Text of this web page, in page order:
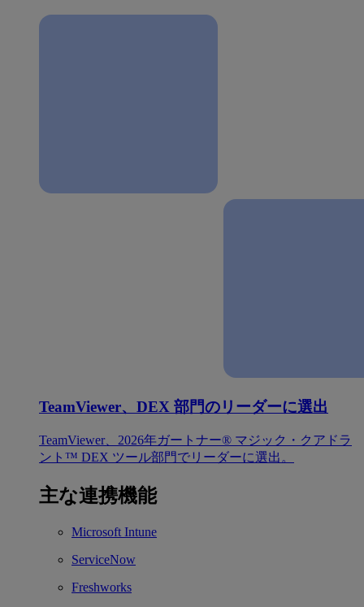
TeamViewer、DEX 部門のリーダーに選出
TeamViewer、2026年ガートナー® マジック・クアドラ
ント™ DEX ツール部門でリーダーに選出。
主な連携機能
Microsoft Intune
ServiceNow
Freshworks